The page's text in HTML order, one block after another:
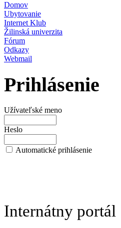
Domov
Ubytovanie
Internet Klub
Žilinská univerzita
Fórum
Odkazy
Webmail
Prihlásenie
Užívateľské meno
Heslo
Automatické prihlásenie
Internátny portál